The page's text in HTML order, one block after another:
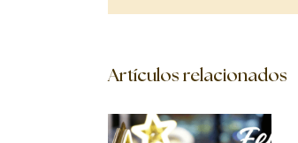
Artículos relacionados